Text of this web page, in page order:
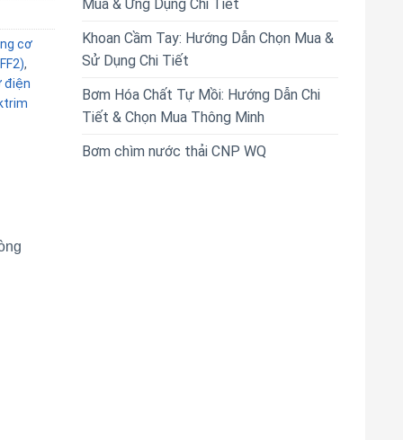
Mua & Ứng Dụng Chi Tiết
Khoan Cầm Tay: Hướng Dẫn Chọn Mua &
Sử Dụng Chi Tiết
Bơm Hóa Chất Tự Mồi: Hướng Dẫn Chi
Tiết & Chọn Mua Thông Minh
Bơm chìm nước thải CNP WQ
cơ
,
điện